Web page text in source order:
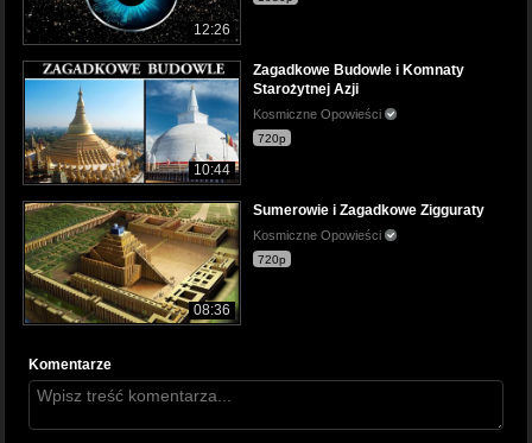
12:26
10:44
Zagadkowe Budowle i Komnaty
Starożytnej Azji
Kosmiczne Opowieści
720p
08:36
Sumerowie i Zagadkowe Zigguraty
Kosmiczne Opowieści
720p
Komentarze